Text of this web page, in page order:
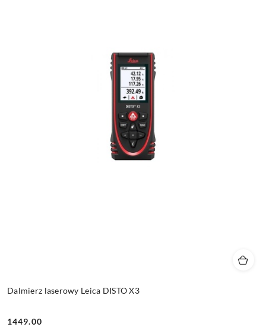
Dalmierz laserowy Leica DISTO X3
1449.00